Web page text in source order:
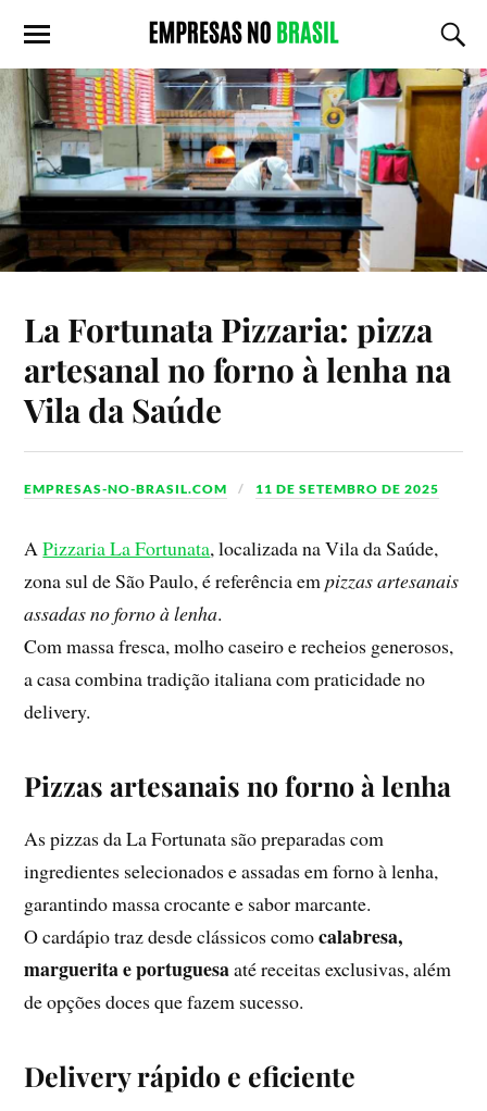
La Fortunata Pizzaria: pizza
artesanal no forno à lenha na
Vila da Saúde
EMPRESAS-NO-BRASIL.COM 11 DE SETEMBRO DE 2025
APizzaria La Fortunata, localizada na Vila da Saúde,
zona sul de São Paulo, é referência empizzas artesanais
assadas no forno à lenha.
Com massa fresca, molho caseiro e recheios generosos,
a casa combina tradição italiana com praticidade no
delivery.
Pizzas artesanais no forno à lenha
As pizzas da La Fortunata são preparadas com
ingredientes selecionados e assadas em forno à lenha,
garantindo massa crocante e sabor marcante.
O cardápio traz desde clássicos comocalabresa,
marguerita e portuguesaaté receitas exclusivas, além
de opções doces que fazem sucesso.
Delivery rápido e eficiente